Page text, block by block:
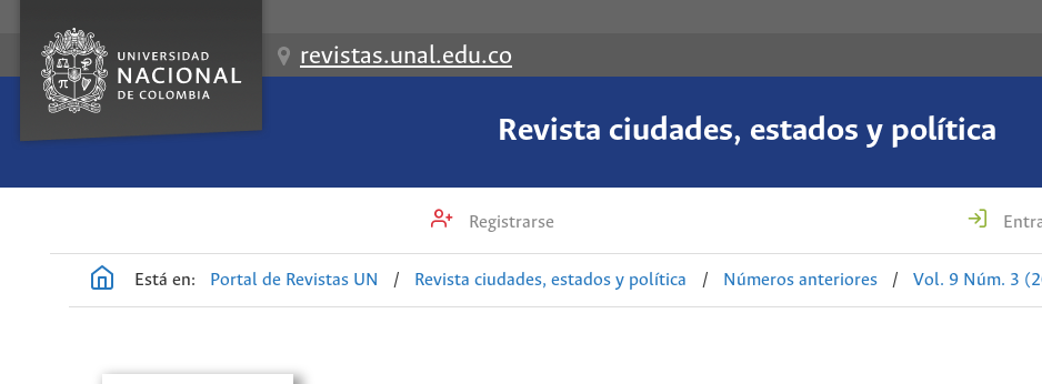
revistas.unal.edu.co
Revista ciudades, estados y política
Registrarse
Está en: Portal de Revistas UN / Revista ciudades, estados y política / Números anteriores / Vol. 9 Núm. 3